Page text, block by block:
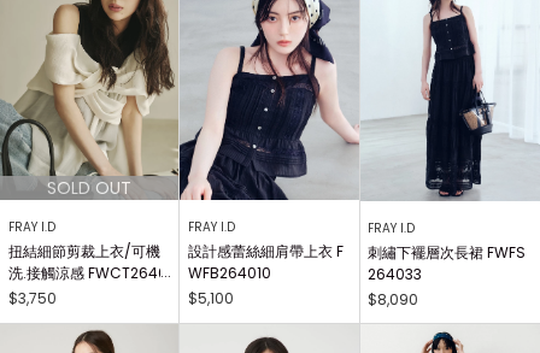
FRAY I.D
扭結細節剪裁上衣/可機
洗.接觸涼感 FWCT2640
25
$3,750
FRAY I.D
設計感蕾絲細肩帶上衣 F
WFB264010
$5,100
FRAY I.D
刺繡下襬層次長裙 FWFS
264033
$8,090